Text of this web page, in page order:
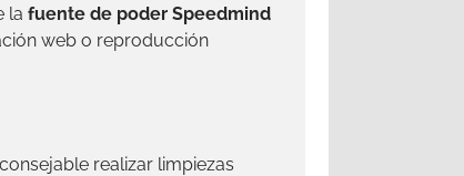
la fuente de poder Speedmind
web o reproducción
realizar limpiezas